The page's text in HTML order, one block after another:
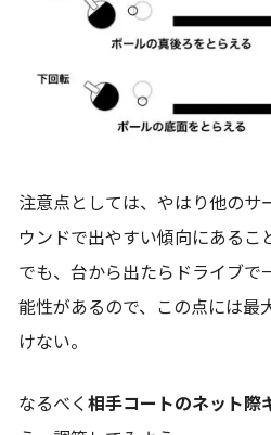
注意点としては、やはり他のサ
ウンドで出やすい傾向にあるこ
でも、台から出たらドライブで
能性があるので、この点には最
けない。
なるべく 相手コートのネット際